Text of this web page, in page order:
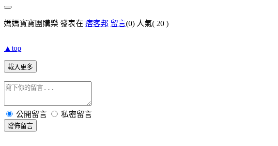
媽媽寶寶團購樂 發表在 痞客邦 留言(0) 人氣( 20 )
▲top
載入更多
公開留言 私密留言
發佈留言